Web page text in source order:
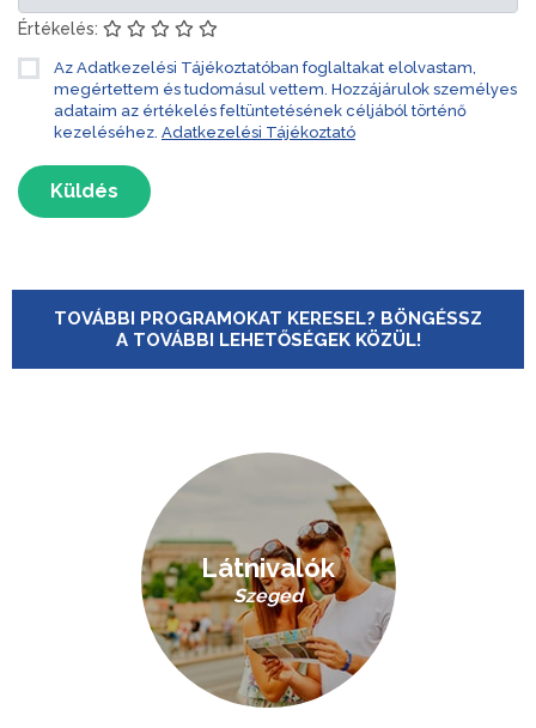
Értékelés:
Az Adatkezelési Tájékoztatóban foglaltakat elolvastam,
megértettem és tudomásul vettem. Hozzájárulok személyes
adataim az értékelés feltüntetésének céljából történő
kezeléséhez. Adatkezelési Tájékoztató
Küldés
TOVÁBBI PROGRAMOKAT KERESEL? BÖNGÉSSZ
A TOVÁBBI LEHETŐSÉGEK KÖZÜL!
Látnivalók
Szeged